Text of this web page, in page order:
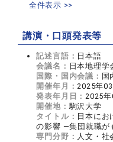
全件表示 >>
講演・口頭発表等
記述言語： 日本語
会議名： 日本地理学
国際・国内会議： 国
開催年月：2025年03
発表年月日：2025年
開催地：駒沢大学
タイトル： 日本にお
の影響 ―集団就職が
専門分野： 人文・社